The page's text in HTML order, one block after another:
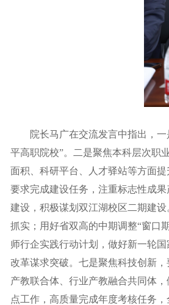
院长马广在交流发言中指出，
平高职院校”。二是聚焦本科层次职
面积、科研平台、人才驿站等方面
要求完成建设任务，注重标志性成
建设，积极谋划双江湖校区二期建
抓实；用好省双高的中期调整“窗口
师行企实践行动计划，做好新一轮
改革谋求突破。七是聚焦科技创新
产教联合体、行业产教融合共同体
点工作，高质量完成年度考核任务，